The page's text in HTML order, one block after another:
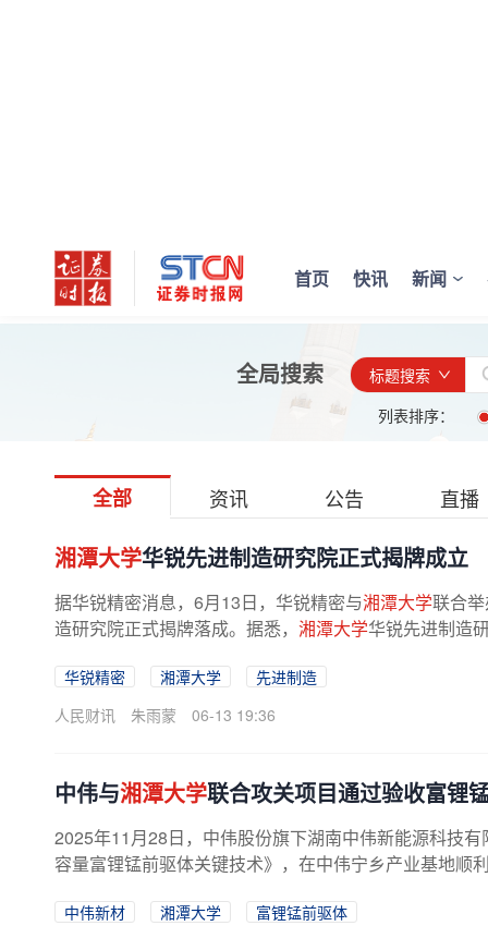
首页 快讯 新闻
全局搜索
标题搜索
列表排序：
全部 资讯 公告 直播
湘潭大学华锐先进制造研究院正式揭牌成立
据华锐精密消息，6月13日，华锐精密与湘潭大学联合举
造研究院正式揭牌落成。据悉， 湘潭大学华锐先进制造
华锐精密 湘潭大学
先进制造
人民财讯
朱雨蒙 06-13 19:36
中伟与湘潭大学联合攻关项目通过验收富锂
2025年11月28日，中伟股份旗下湖南中伟新能源科技有
容量富锂锰前驱体关键技术》，在中伟宁乡产业基地顺
中伟新材 湘潭大学
富锂锰前驱体